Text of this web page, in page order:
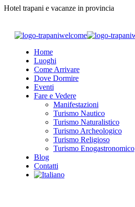
Hotel trapani e vacanze in provincia
Home
Luoghi
Come Arrivare
Dove Dormire
Eventi
Fare e Vedere
Manifestazioni
Turismo Nautico
Turismo Naturalistico
Turismo Archeologico
Turismo Religioso
Turismo Enogastronomico
Blog
Contatti